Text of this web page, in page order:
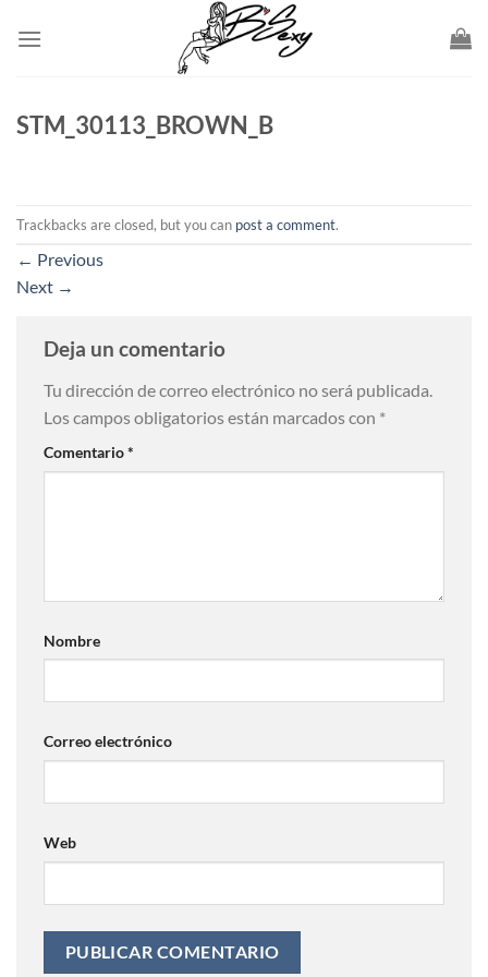
STM_30113_BROWN_B
Trackbacks are closed, but you can post a comment.
← Previous
Next →
Deja un comentario
Tu dirección de correo electrónico no será publicada.
Los campos obligatorios están marcados con *
Comentario*
Nombre
Correo electrónico
Web